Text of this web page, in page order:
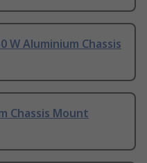
W Aluminium Chassis
Chassis Mount